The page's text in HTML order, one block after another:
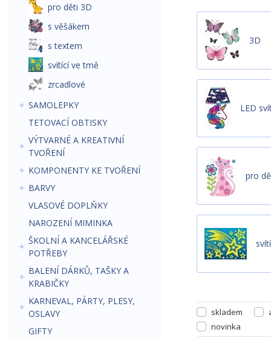
pro děti 3D
s věšákem
s textem
svítící ve tmě
zrcadlové
SAMOLEPKY
TETOVACÍ OBTISKY
VÝTVARNÉ A KREATIVNÍ
TVOŘENÍ
KOMPONENTY KE TVOŘENÍ
BARVY
VLASOVÉ DOPLŇKY
NAROZENÍ MIMINKA
ŠKOLNÍ A KANCELÁŘSKÉ
POTŘEBY
BALENÍ DÁRKŮ, TAŠKY A
KRABIČKY
KARNEVAL, PÁRTY, PLESY,
OSLAVY
GIFTY
3D
LED
pro
skladem
novinka